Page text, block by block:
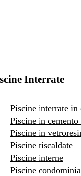
Interrate
Piscine interrate in
Piscine in
Piscine in
Piscine riscaldate
Piscine interne
Piscine